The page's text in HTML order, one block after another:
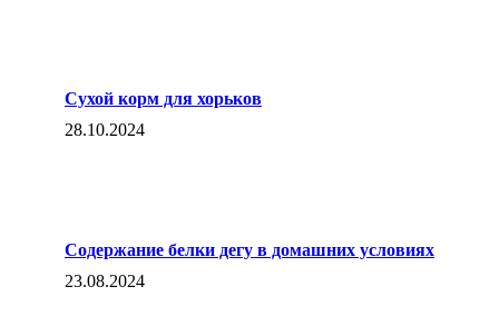
Сухой корм для хорьков
28.10.2024
Содержание белки дегу в домашних условиях
23.08.2024